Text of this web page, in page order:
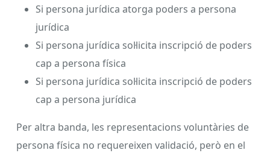
Si persona jurídica atorga poders a persona
jurídica
Si persona jurídica sol·licita inscripció de poders
cap a persona física
Si persona jurídica sol·licita inscripció de poders
cap a persona jurídica
Per altra banda, les representacions voluntàries de
persona física no requereixen validació, però en el